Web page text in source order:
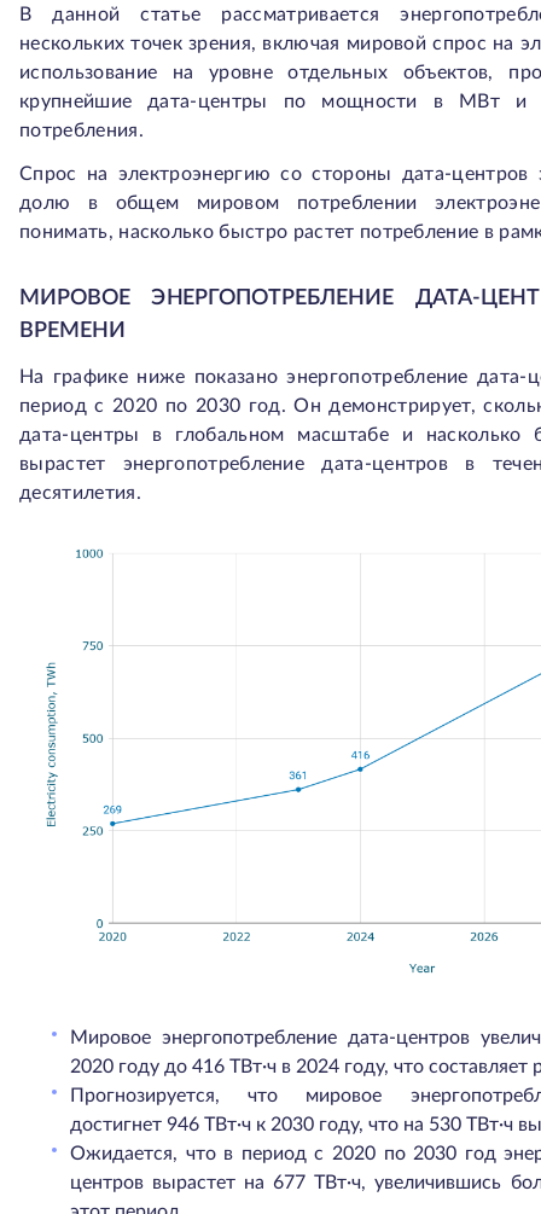
В данной статье рассматривается
нескольких точек зрения, включая мировой спрос на
использование на уровне отдельных объектов,
крупнейшие дата-центры по мощности в МВт и
потребления.
Спрос на электроэнергию со стороны дата-центров
долю в общем мировом потреблении
понимать, насколько быстро растет потребление в
МИРОВОЕ ЭНЕРГОПОТРЕБЛЕНИЕ ДАТА-
ВРЕМЕНИ
На графике ниже показано энергопотребление
период с 2020 по 2030 год. Он демонстрирует,
дата-центры в глобальном масштабе и насколько
вырастет энергопотребление дата-центров в
десятилетия.
Мировое энергопотребление дата-центров
2020 году до 416 ТВт·ч в 2024 году, что составляет
Прогнозируется, что мировое
достигнет 946 ТВт·ч к 2030 году, что на 530 ТВт·ч
Ожидается, что в период с 2020 по 2030 год
центров вырастет на 677 ТВт·ч, увеличившись